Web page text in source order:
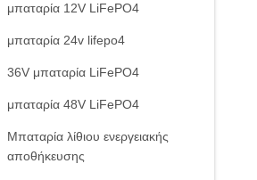
μπαταρία 12V LiFePO4
μπαταρία 24v lifepo4
36V μπαταρία LiFePO4
μπαταρία 48V LiFePO4
Μπαταρία λίθιου ενεργειακής
αποθήκευσης